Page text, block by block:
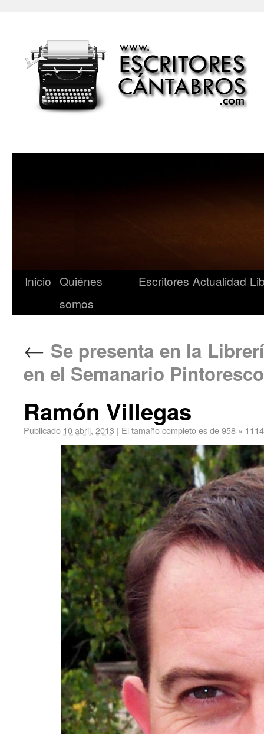
Inicio Quiénes
somos
Escritores Actualidad
← Se presenta en la
en el Semanario
Ramón Villegas
Publicado 10 abril, 2013 | El tamaño completo es de958 × 1114